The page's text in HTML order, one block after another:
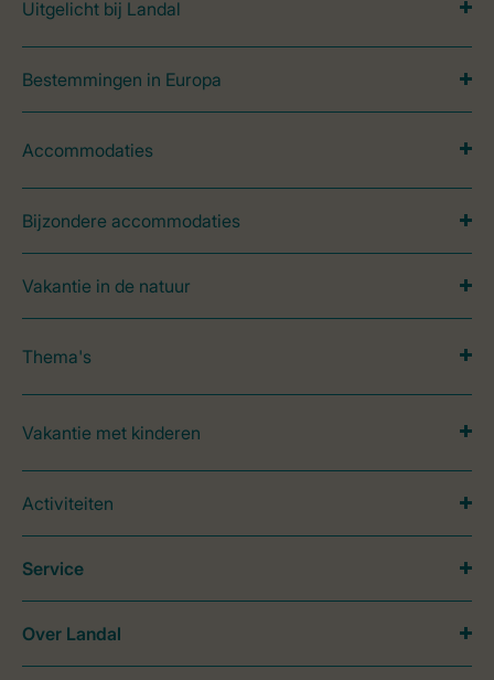
Uitgelicht bij Landal
Bestemmingen in Europa
Accommodaties
Bijzondere accommodaties
Vakantie in de natuur
Thema's
Vakantie met kinderen
Activiteiten
Service
Over Landal